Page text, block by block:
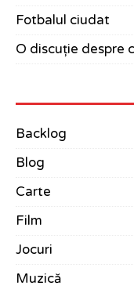
Fotbalul ciudat
O discuție despre
Backlog
Blog
Carte
Film
Jocuri
Muzică